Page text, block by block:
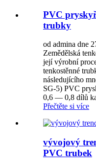
PVC
trubky
od admina dne
Zemědělská
její výrobní
tenkostěnné
následujícího
SG-5) PVC
0,6 — 0,8 dílů
Přečtěte si více
vývojový
PVC trubek